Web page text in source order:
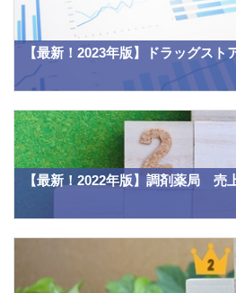
【最新！2023年版】ドラッグスト
【最新！2022年版】調剤薬局 売